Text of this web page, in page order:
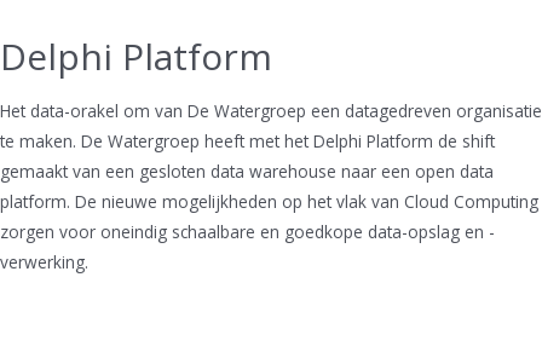
Delphi Platform
Het data-orakel om van De Watergroep een datagedreven organisatie
te maken. De Watergroep heeft met het Delphi Platform de shift
gemaakt van een gesloten data warehouse naar een open data
platform. De nieuwe mogelijkheden op het vlak van Cloud Computing
zorgen voor oneindig schaalbare en goedkope data-opslag en -
verwerking.